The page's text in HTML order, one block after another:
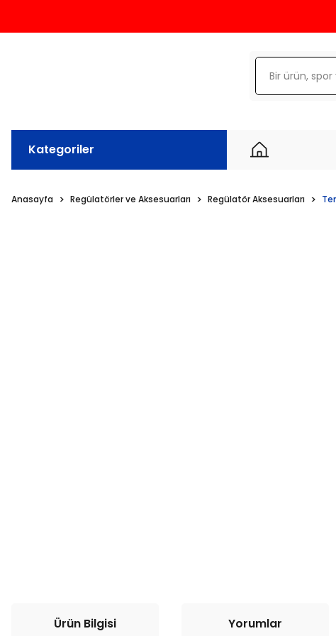
Kategoriler
Anasayfa Regülatörler ve Aksesuarları Regülatör Aksesuarları
Ürün Bilgisi Yorumlar